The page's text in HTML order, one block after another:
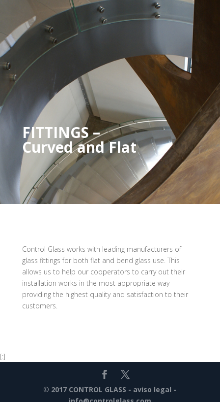
FITTINGS –
Curved and Flat
Control Glass works with leading manufacturers of
glass fittings for both flat and bend glass use. This
allows us to help our cooperators to carry out their
installation works in the most appropriate way
providing the highest quality and satisfaction to their
customers.
[:]
© 2017 CONTROL GLASS - aviso legal -